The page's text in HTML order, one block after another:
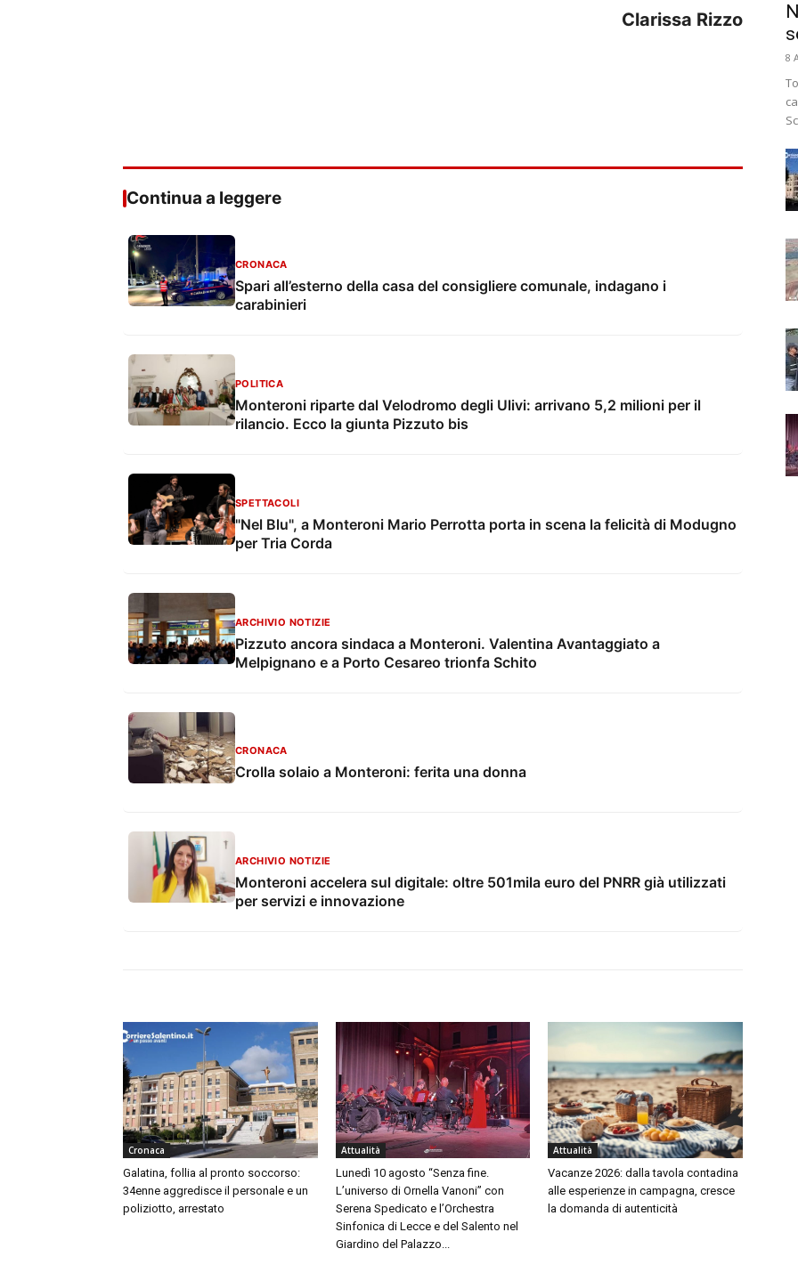
Clarissa Rizzo
Continua a leggere
CRONACA
Spari all’esterno della casa del consigliere comunale, indagano i
carabinieri
POLITICA
Monteroni riparte dal Velodromo degli Ulivi: arrivano 5,2 milioni per il
rilancio. Ecco la giunta Pizzuto bis
SPETTACOLI
"Nel Blu", a Monteroni Mario Perrotta porta in scena la felicità di Modugno
per Tria Corda
ARCHIVIO NOTIZIE
Pizzuto ancora sindaca a Monteroni. Valentina Avantaggiato a
Melpignano e a Porto Cesareo trionfa Schito
CRONACA
Crolla solaio a Monteroni: ferita una donna
ARCHIVIO NOTIZIE
Monteroni accelera sul digitale: oltre 501mila euro del PNRR già utilizzati
per servizi e innovazione
Cronaca
Galatina, follia al pronto soccorso:
34enne aggredisce il personale e un
poliziotto, arrestato
Attualità
Lunedì 10 agosto “Senza fine.
L’universo di Ornella Vanoni” con
Serena Spedicato e l’Orchestra
Sinfonica di Lecce e del Salento nel
Giardino del Palazzo...
Attualità
Vacanze 2026: dalla tavola contadina
alle esperienze in campagna, cresce
la domanda di autenticità
8